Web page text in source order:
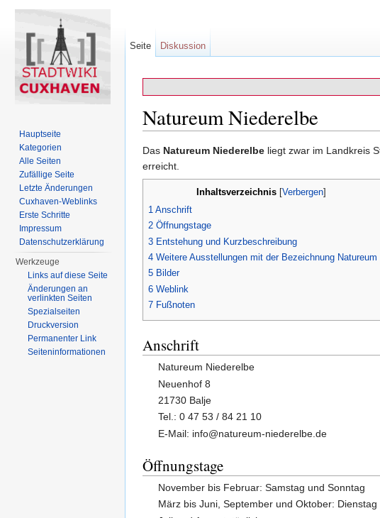
Natureum Niederelbe
Das Natureum Niederelbe liegt zwar im Landkreis
erreicht.
Inhaltsverzeichnis Verbergen
1 Anschrift
2 Öffnungstage
3 Entstehung und Kurzbeschreibung
4 Weitere Ausstellungen mit der Bezeichnung Natureum
5 Bilder
6 Weblink
7 Fußnoten
Anschrift
Natureum Niederelbe
Neuenhof 8
21730 Balje
Tel.: 0 47 53 / 84 21 10
E-Mail: info@natureum-niederelbe.de
Öffnungstage
November bis Februar: Samstag und Sonntag
März bis Juni, September und Oktober: Dienstag
Seite Diskussion
Hauptseite
Kategorien
Alle Seiten
Zufällige Seite
Letzte Änderungen
Cuxhaven-Weblinks
Erste Schritte
Impressum
Datenschutzerklärung
Werkzeuge
Links auf diese Seite
Änderungen an
verlinkten Seiten
Spezialseiten
Druckversion
Permanenter Link
Seiten­informationen